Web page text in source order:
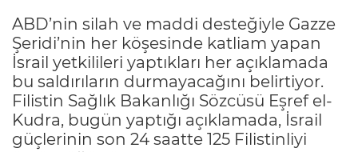
ABD’nin silah ve maddi desteğiyle Gazze
Şeridi’nin her köşesinde katliam yapan
İsrail yetkilileri yaptıkları her açıklamada
bu saldırıların durmayacağını belirtiyor.
Filistin Sağlık Bakanlığı Sözcüsü Eşref el-
Kudra, bugün yaptığı açıklamada, İsrail
güçlerinin son 24 saatte 125 Filistinliyi